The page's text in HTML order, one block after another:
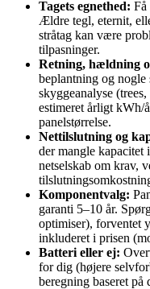
Tagets egnethed: Få
Ældre tegl, eternit,
stråtag kan være
tilpasninger.
Retning, hældning
beplantning og
skyggeanalyse
estimeret årligt kWh/
panelstørrelse.
Nettilslutning og
der mangle kapacitet
netselskab om krav,
Komponentvalg:
garanti 5–10 år.
optimiser), forventet
inkluderet i prisen
Batteri eller ej:
for dig (højere
beregning baseret på